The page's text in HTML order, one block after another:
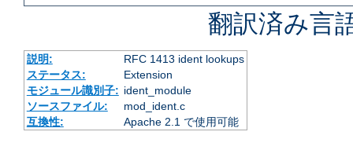
翻訳済み言
説明:
RFC 1413 ident lookups
ステータス:
Extension
モジュール識別子: ident_module
ソースファイル:
mod_ident.c
互換性:
Apache 2.1 で使用可能